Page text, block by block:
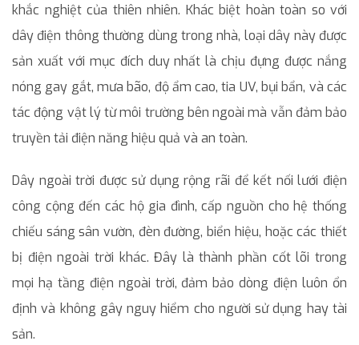
khắc nghiệt của thiên nhiên. Khác biệt hoàn toàn so với
dây điện thông thường dùng trong nhà, loại dây này được
sản xuất với mục đích duy nhất là chịu đựng được nắng
nóng gay gắt, mưa bão, độ ẩm cao, tia UV, bụi bẩn, và các
tác động vật lý từ môi trường bên ngoài mà vẫn đảm bảo
truyền tải điện năng hiệu quả và an toàn.
Dây ngoài trời được sử dụng rộng rãi để kết nối lưới điện
công cộng đến các hộ gia đình, cấp nguồn cho hệ thống
chiếu sáng sân vườn, đèn đường, biển hiệu, hoặc các thiết
bị điện ngoài trời khác. Đây là thành phần cốt lõi trong
mọi hạ tầng điện ngoài trời, đảm bảo dòng điện luôn ổn
định và không gây nguy hiểm cho người sử dụng hay tài
sản.